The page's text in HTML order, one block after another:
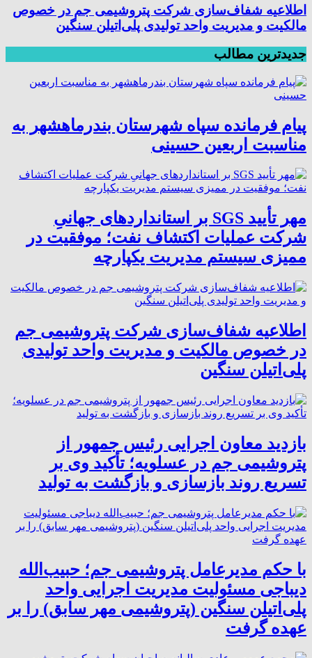
اطلاعیه شفاف‌سازی شرکت پتروشیمی جم در خصوص
مالکیت و مدیریت واحد تولیدی پلی‌اتیلن سنگین
جدیدترین مطالب
پیام فرمانده سپاه شهرستان بندرماهشهر به
مناسبت اربعین حسینی
مهر تأیید SGS بر استانداردهای جهانیِ
شرکت عملیات اکتشاف نفت؛ موفقیت در
ممیزی سیستم مدیریت یکپارچه
اطلاعیه شفاف‌سازی شرکت پتروشیمی جم
در خصوص مالکیت و مدیریت واحد تولیدی
پلی‌اتیلن سنگین
بازدید معاون اجرایی رئیس جمهور از
پتروشیمی جم در عسلویه؛ تأکید وی بر
تسریع روند بازسازی و بازگشت به تولید
با حکم مدیرعامل پتروشیمی جم؛ حبیب‌الله
دیباجی مسئولیت مدیریت اجرایی واحد
پلی‌اتیلن سنگین (پتروشیمی مهر سابق) را بر
عهده گرفت